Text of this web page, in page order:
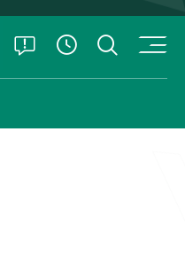
打開特別公告
查看開放時
打開